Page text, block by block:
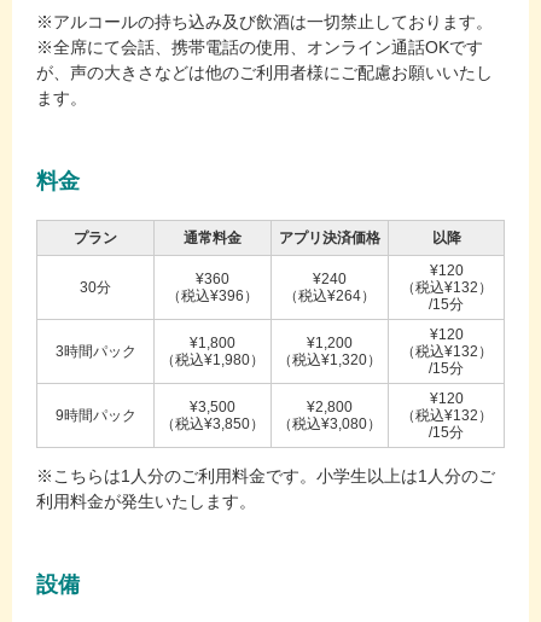
※アルコールの持ち込み及び飲酒は一切禁止しております。
※全席にて会話、携帯電話の使用、オンライン通話OKです
が、声の大きさなどは他のご利用者様にご配慮お願いいたし
ます。
料金
プラン 通常料金 アプリ決済価格 以降
30分
¥360
（税込¥396）
¥240
（税込¥264）
¥120
（税込¥132）
/15分
3時間パック
¥1,800
（税込¥1,980）
¥1,200
（税込¥1,320）
¥120
（税込¥132）
/15分
9時間パック
¥3,500
（税込¥3,850）
¥2,800
（税込¥3,080）
¥120
（税込¥132）
/15分
※こちらは1人分のご利用料金です。小学生以上は1人分のご
利用料金が発生いたします。
設備